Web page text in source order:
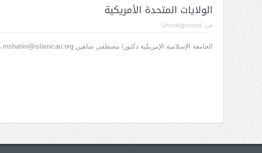
الولايات المتحدة الأمريكية
فى: Uncategorized
الجامعة الإسلامية الإمريكية دكتور/ مصطفى شاهين mshahin@islamicau.org هاتف: 001248707026